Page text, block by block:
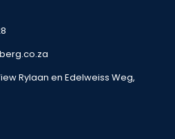
Rylaan en Edelweiss Weg,